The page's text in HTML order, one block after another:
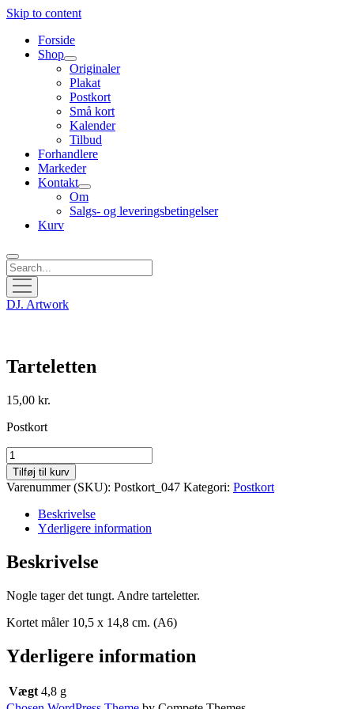
Skip to content
Forside
Shop
open
menu
Originaler
Plakat
Postkort
Små kort
Kalender
Tilbud
Forhandlere
Markeder
Kontakt
open
menu
Om
Salgs- og leveringsbetingelser
Kurv
Search
open
menu
DJ. Artwork
Tarteletten
15,00 kr.
Postkort
Tarteletten
antal
Tilføj til kurv
Varenummer (SKU): Postkort_047 Kategori: Postkort
Beskrivelse
Yderligere information
Beskrivelse
Nogle tager det tungt. Andre tarteletter.
Kortet måler 10,5 x 14,8 cm. (A6)
Yderligere information
Vægt 4,8 g